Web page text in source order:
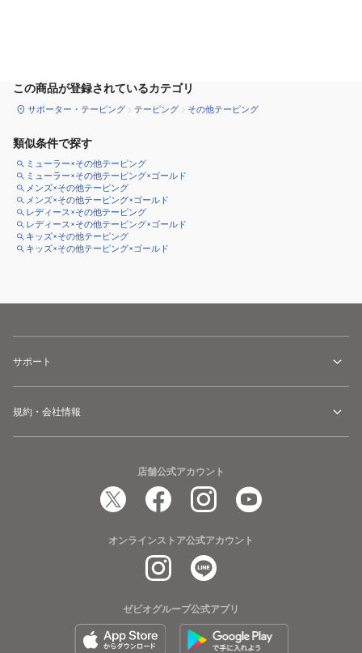
この商品が登録されているカテゴリ
サポーター・テーピング テーピング その他テーピング
類似条件で探す
ミューラー×その他テーピング
ミューラー×その他テーピング×ゴールド
メンズ×その他テーピング
メンズ×その他テーピング×ゴールド
レディース×その他テーピング
レディース×その他テーピング×ゴールド
キッズ×その他テーピング
キッズ×その他テーピング×ゴールド
サポート
規約・会社情報
店舗公式アカウント
オンラインストア公式アカウント
ゼビオグループ公式アプリ